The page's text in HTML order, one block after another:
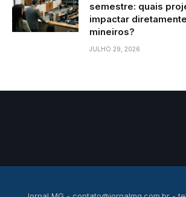
semestre: quais
impactar
mineiros?
JULHO 29, 2026